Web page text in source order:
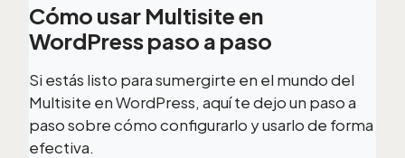
Cómo usar Multisite en
WordPress paso a paso
Si estás listo para sumergirte en el mundo del
Multisite en WordPress, aquí te dejo un paso a
paso sobre cómo configurarlo y usarlo de forma
efectiva.